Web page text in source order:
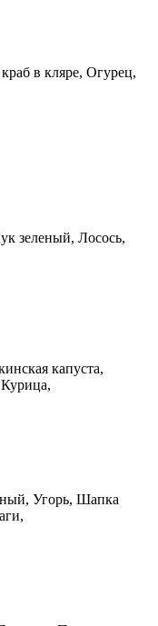
в кляре, Огурец,
зеленый, Лосось,
капуста,
Угорь, Шапка